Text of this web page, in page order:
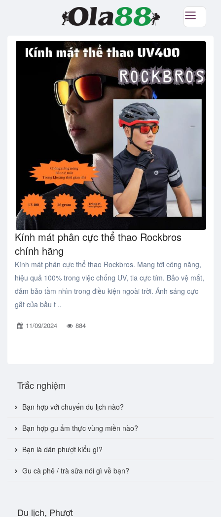
Kính mát phân cực thể thao Rockbros
chính hãng
Kính mát phân cực thể thao Rockbros. Mang tới công năng,
hiệu quả 100% trong việc chống UV, tia cực tím. Bảo vệ mắt,
đảm bảo tầm nhìn trong điều kiện ngoài trời. Ánh sáng cực
gắt của bầu t ..
11/09/2024 884
Trắc nghiệm
Bạn hợp với chuyến du lịch nào?
Bạn hợp gu ẩm thực vùng miền nào?
Bạn là dân phượt kiểu gì?
Gu cà phê / trà sữa nói gì về bạn?
Du lịch, Phượt